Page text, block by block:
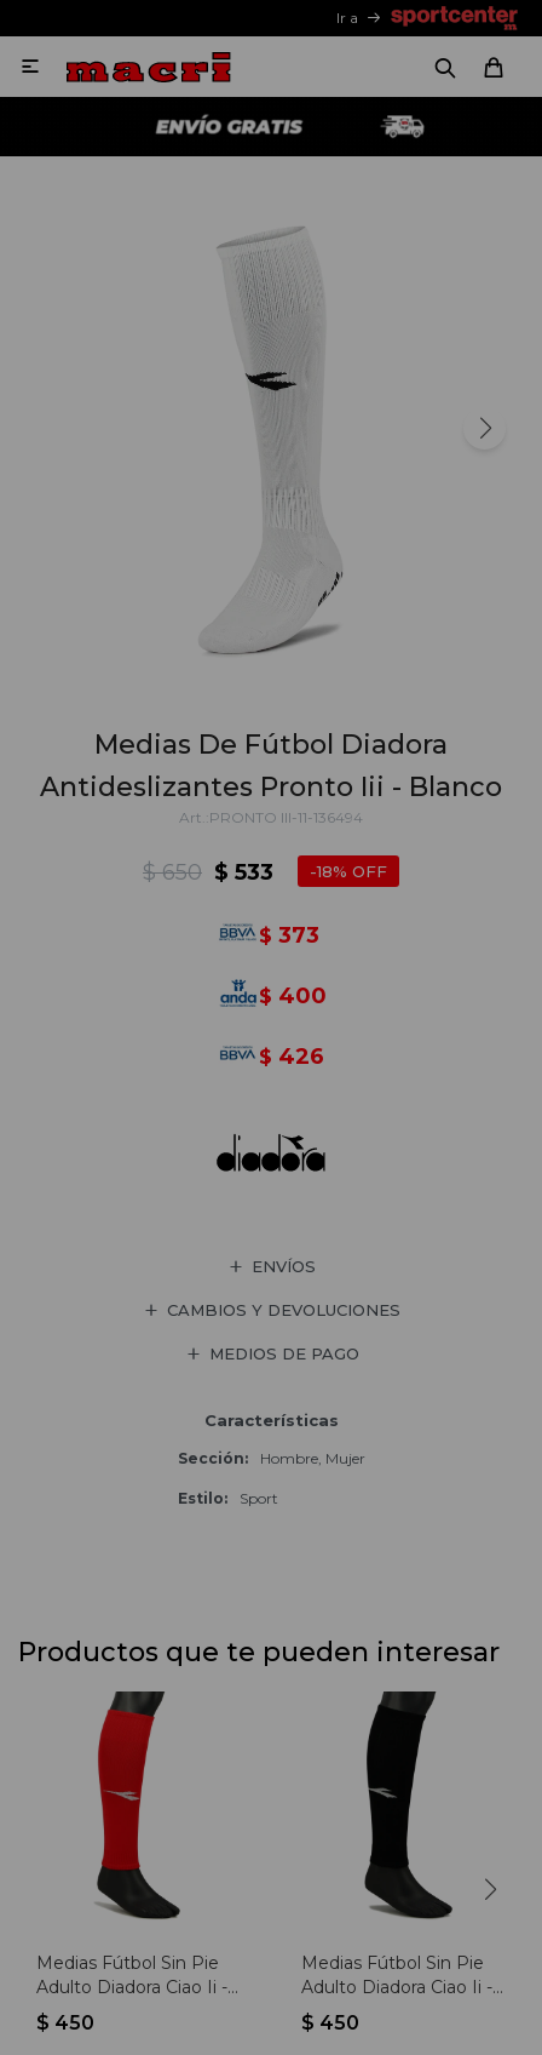
Ir a

Medias De Fútbol Diadora
Antideslizantes Pronto Iii - Blanco
PRONTO III-11-136494
$ 533
$ 650 18
$ 373
$ 400
$ 426
ENVÍOS
CAMBIOS Y DEVOLUCIONES
MEDIOS DE PAGO
Características
Sección Hombre, Mujer
Estilo Sport
Productos que te pueden interesar
Medias Fútbol Sin Pie
Adulto Diadora Ciao Ii -
Rojo
$ 450
Medias Fútbol Sin Pie
Adulto Diadora Ciao Ii -
Negro
$ 450